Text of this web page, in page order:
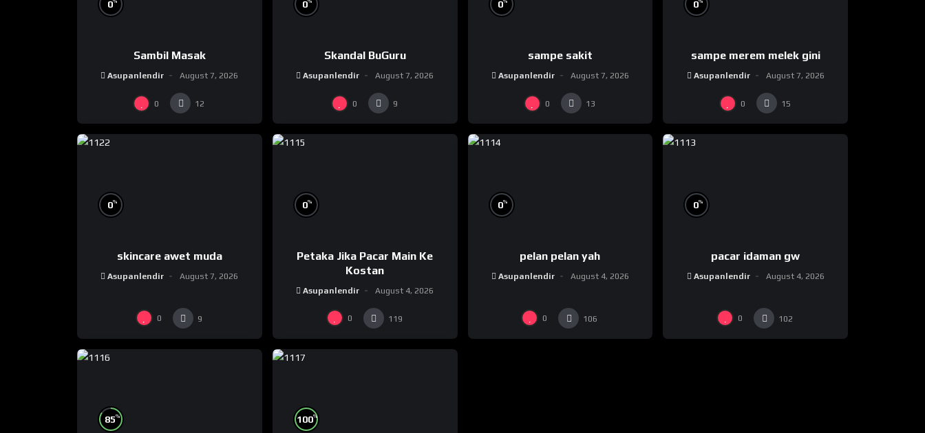
0
Sambil Masak
Asupanlendir August 7, 2026
0 12
0
Skandal BuGuru
Asupanlendir August 7, 2026
0 9
0
sampe sakit
Asupanlendir August 7, 2026
0 13
0
sampe merem melek gini
Asupanlendir August 7, 2026
0 15
0%
skincare awet muda
Asupanlendir August 7, 2026
0 9
0%
Petaka Jika Pacar Main Ke
Kostan
Asupanlendir August 4, 2026
0 119
0%
pelan pelan yah
Asupanlendir August 4, 2026
0 106
0%
pacar idaman gw
Asupanlendir August 4, 2026
0 102
85% 100%